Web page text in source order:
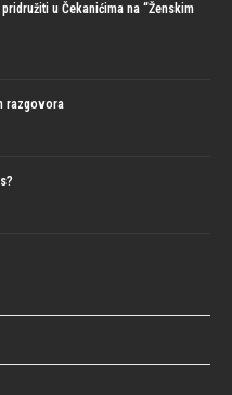
u Čekanićima na “Ženskim
razgovora